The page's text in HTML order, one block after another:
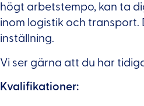
högt arbetstempo, kan ta
inom logistik och
inställning.
Vi ser gärna att du har
Kvalifikationer: